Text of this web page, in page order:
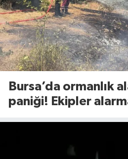
Bursa’da ormanlık
paniği! Ekipler